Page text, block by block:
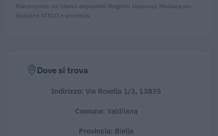
Elaborazione sui bilanci depositati (Registro Imprese). Mediana per
divisione ATECO e provincia.
Dove si trova
Indirizzo: Via Rovella 1/3, 13835
Comune: Valdilana
Provincia: Biella